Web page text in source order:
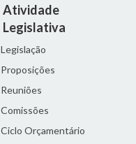
Atividade
Legislativa
Legislação
Proposições
Reuniões
Comissões
Ciclo Orçamentário